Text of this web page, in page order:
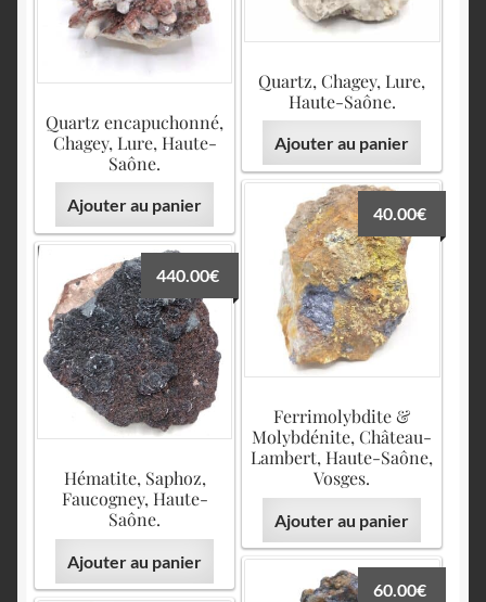
Quartz, Chagey, Lure,
Haute-Saône.
Ajouter au panier
Quartz encapuchonné,
Chagey, Lure, Haute-
Saône.
Ajouter au panier
Ferrimolybdite &
Molybdénite, Château-
Lambert, Haute-Saône,
Vosges.
40.00€
Ajouter au panier
Hématite, Saphoz,
Faucogney, Haute-
Saône.
440.00€
Ajouter au panier
60.00€